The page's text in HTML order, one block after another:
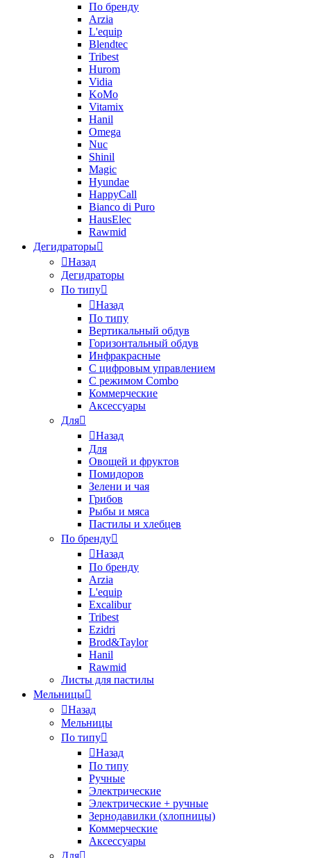
По бренду
Arzia
L'equip
Blendtec
Tribest
Hurom
Vidia
KoMo
Vitamix
Hanil
Omega
Nuc
Shinil
Magic
Hyundae
HappyCall
Bianco di Puro
HausElec
Rawmid
Дегидраторы
Назад
Дегидраторы
По типу
Назад
По типу
Вертикальный обдув
Горизонтальный обдув
Инфракрасные
С цифровым управлением
С режимом Combo
Коммерческие
Аксессуары
Для
Назад
Для
Овощей и фруктов
Помидоров
Зелени и чая
Грибов
Рыбы и мяса
Пастилы и хлебцев
По бренду
Назад
По бренду
Arzia
L'equip
Excalibur
Tribest
Ezidri
Brod&Taylor
Hanil
Rawmid
Листы для пастилы
Мельницы
Назад
Мельницы
По типу
Назад
По типу
Ручные
Электрические
Электрические + ручные
Зернодавилки (хлопницы)
Коммерческие
Аксессуары
Для